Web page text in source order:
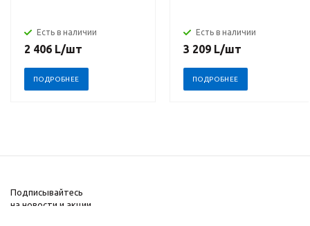
Есть в наличии
2 406 L/шт
ПОДРОБНЕЕ
Есть в наличии
3 209 L/шт
ПОДРОБНЕЕ
Подписывайтесь
на новости и акции